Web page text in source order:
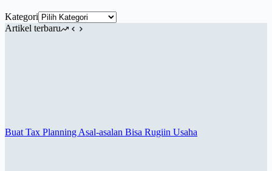
Kategori
Artikel terbaru
Buat Tax Planning Asal-asalan Bisa Rugiin Usaha